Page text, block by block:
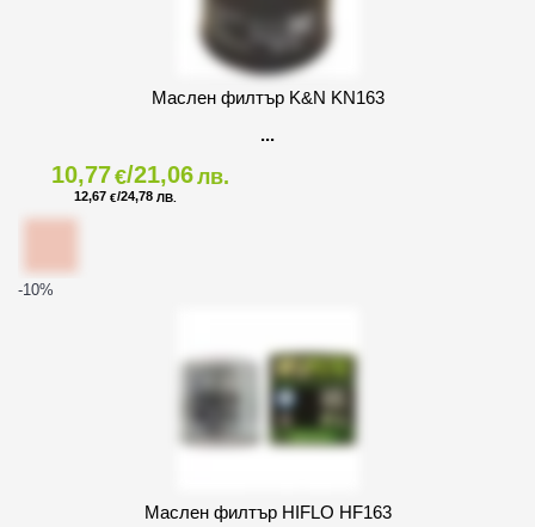
Маслен филтър K&N KN163
10,77€/21,06лв.
12,67 €/24,78 ЛВ.
-10%
Маслен филтър HIFLO HF163